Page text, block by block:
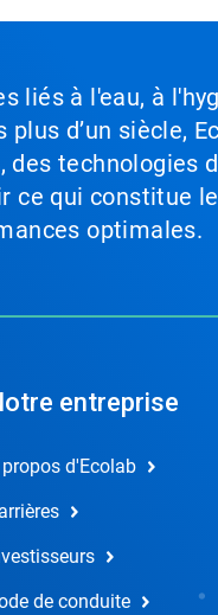
liés à l'eau, à
d’un siècle,
technologies
ce qui constitue
optimales.
entreprise
d'Ecolab
de conduite